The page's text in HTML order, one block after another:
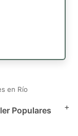
en Río
Populares
+